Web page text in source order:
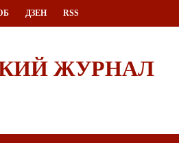
ДЗЕН RSS
ЖУРНАЛ